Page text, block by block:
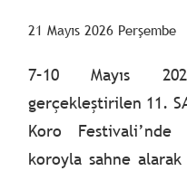
21 Mayıs 2026 Perşembe
7–10 Mayıs
gerçekleştirilen 11.
Koro
koroyla sahne